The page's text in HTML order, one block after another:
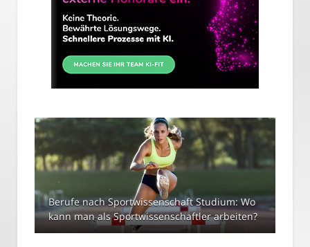
Berufe nach Sportwissenschaft Studium: Wo
kann man als Sportwissenschaftler arbeiten?